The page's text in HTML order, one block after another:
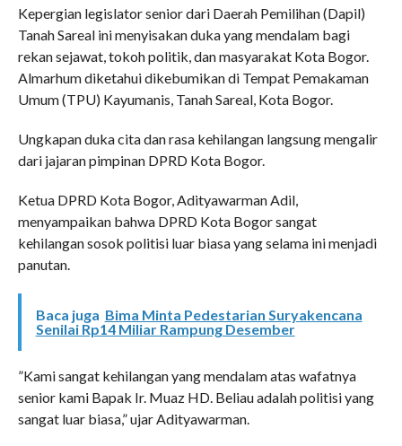
​Kepergian legislator senior dari Daerah Pemilihan (Dapil)
Tanah Sareal ini menyisakan duka yang mendalam bagi
rekan sejawat, tokoh politik, dan masyarakat Kota Bogor.
Almarhum diketahui dikebumikan di Tempat Pemakaman
Umum (TPU) Kayumanis, Tanah Sareal, Kota Bogor.
​Ungkapan duka cita dan rasa kehilangan langsung mengalir
dari jajaran pimpinan DPRD Kota Bogor.
Ketua DPRD Kota Bogor, Adityawarman Adil,
menyampaikan bahwa DPRD Kota Bogor sangat
kehilangan sosok politisi luar biasa yang selama ini menjadi
panutan.
Baca juga Bima Minta Pedestarian Suryakencana
Senilai Rp14 Miliar Rampung Desember
​”Kami sangat kehilangan yang mendalam atas wafatnya
senior kami Bapak Ir. Muaz HD. Beliau adalah politisi yang
sangat luar biasa,” ujar Adityawarman.